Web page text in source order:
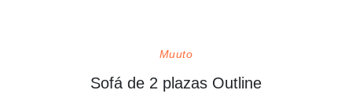
Muuto
Sofá de 2 plazas Outline